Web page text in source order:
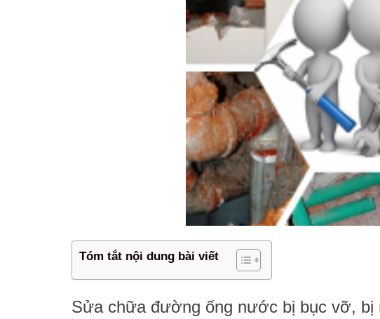
Tóm tắt nội dung bài viết
Sửa chữa đường ống nước bị bục vỡ, bị